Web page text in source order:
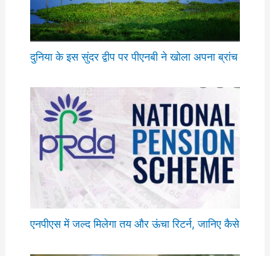
दुनिया के इस सुंदर द्वीप पर पीएनबी ने खोला अपना ब्रांच
एनपीएस में जल्द मिलेगा तय और ऊंचा रिटर्न, जानिए कैसे